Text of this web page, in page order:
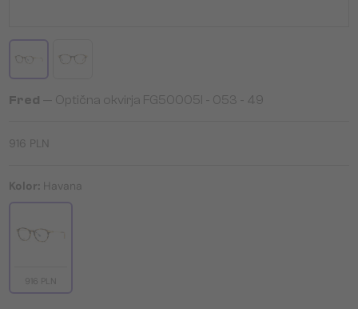
Fred — Optična okvirja FG50005I - 053 - 49
916 PLN
Kolor: Havana
916 PLN